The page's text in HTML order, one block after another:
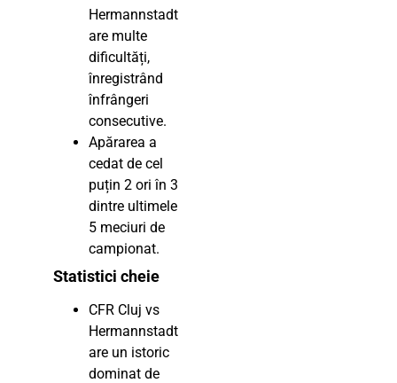
Hermannstadt
are multe
dificultăți,
înregistrând
înfrângeri
consecutive.
Apărarea a
cedat de cel
puțin 2 ori în 3
dintre ultimele
5 meciuri de
campionat.
Statistici cheie
CFR Cluj vs
Hermannstadt
are un istoric
dominat de